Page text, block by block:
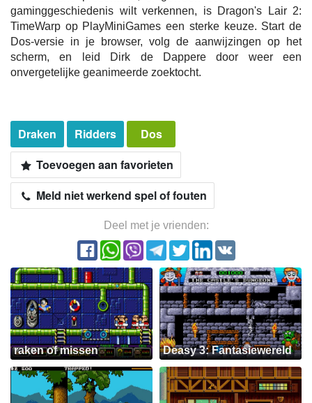
gaminggeschiedenis wilt verkennen, is Dragon's Lair 2:
TimeWarp op PlayMiniGames een sterke keuze. Start de
Dos-versie in je browser, volg de aanwijzingen op het
scherm, en leid Dirk de Dappere door weer een
onvergetelijke geanimeerde zoektocht.
Draken Ridders
Dos
Toevoegen aan favorieten
Meld niet werkend spel of fouten
Deel met je vrienden:
raken of missen Deasy 3: Fantasiewereld